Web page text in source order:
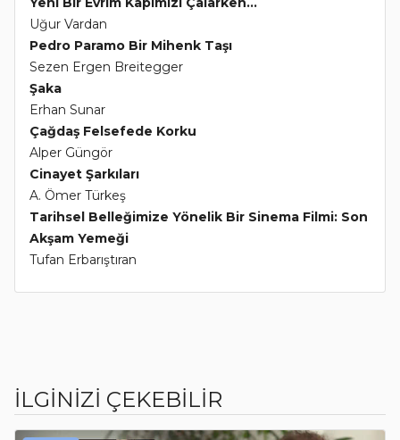
Uğur Vardan
Pedro Paramo Bir Mihenk Taşı
Sezen Ergen Breitegger
Şaka
Erhan Sunar
Çağdaş Felsefede Korku
Alper Güngör
Cinayet Şarkıları
A. Ömer Türkeş
Tarihsel Belleğimize Yönelik Bir Sinema Filmi: Son
Akşam Yemeği
Tufan Erbarıştıran
İLGİNİZİ ÇEKEBİLİR